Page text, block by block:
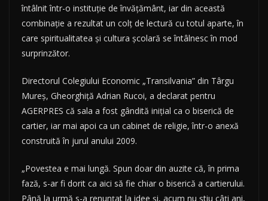
întâlnit într-o instituţie de învăţământ, iar din această
combinaţie a rezultat un colţ de lectură cu totul aparte, în
care spiritualitatea şi cultura şcolară se întâlnesc în mod
surprinzător.
Directorul Colegiului Economic „Transilvania” din Târgu
Mureş, Gheorghiţă Adrian Rucoi, a declarat pentru
AGERPRES că sala a fost gândită iniţial ca o biserică de
cartier, iar mai apoi ca un cabinet de religie, într-o anexă
construită în jurul anului 2009.
„Povestea e mai lungă. Spun doar din auzite că, în prima
fază, s-ar fi dorit ca aici să fie chiar o biserică a cartierului.
Până la urmă s-a renunţat la idee şi, acum nu ştiu câţi ani,